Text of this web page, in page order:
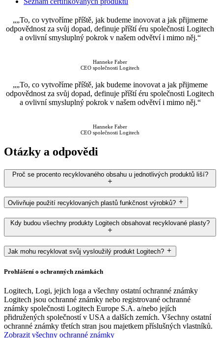
„„To, co vytvoříme příště, jak budeme inovovat a jak přijmeme
odpovědnost za svůj dopad, definuje příští éru společnosti Logitech
a ovlivní smysluplný pokrok v našem odvětví i mimo něj.“
Hanneke Faber
CEO společnosti Logitech
„„To, co vytvoříme příště, jak budeme inovovat a jak přijmeme
odpovědnost za svůj dopad, definuje příští éru společnosti Logitech
a ovlivní smysluplný pokrok v našem odvětví i mimo něj.“
Hanneke Faber
CEO společnosti Logitech
Otázky a odpovědi
Proč se procento recyklovaného obsahu u jednotlivých produktů liší?
Ovlivňuje použití recyklovaných plastů funkčnost výrobků?
Kdy budou všechny produkty Logitech obsahovat recyklované plasty?
Jak mohu recyklovat svůj vysloužilý produkt Logitech?
Prohlášení o ochranných známkách
Logitech, Logi, jejich loga a všechny ostatní ochranné známky
Logitech jsou ochranné známky nebo registrované ochranné
známky společnosti Logitech Europe S.A. a/nebo jejích
přidružených společností v USA a dalších zemích. Všechny ostatní
ochranné známky třetích stran jsou majetkem příslušných vlastníků.
Zobrazit všechny ochranné známky